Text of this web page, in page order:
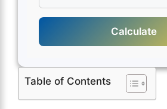
Calculate
Table of Contents